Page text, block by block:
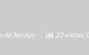
de Serviço 23 visitas,